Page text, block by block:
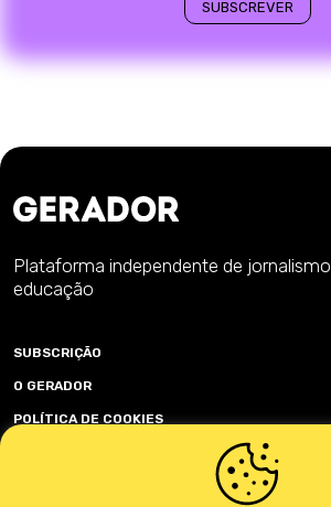
Plataforma independente de
educação
SUBSCRIÇÃO
O GERADOR
POLÍTICA DE COOKIES